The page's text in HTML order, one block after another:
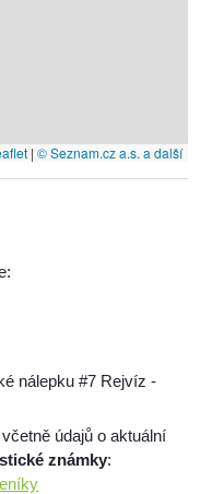
| © Seznam.cz a.s. a další
nálepku #7 Rejvíz -
údajů o aktuální
známky: